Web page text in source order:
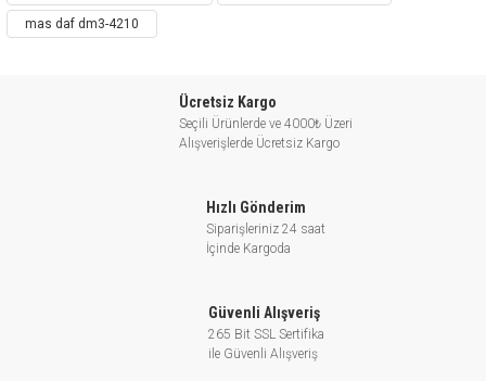
mas daf dm3-4210
Ücretsiz Kargo
Seçili Ürünlerde ve 4000₺ Üzeri
Alışverişlerde Ücretsiz Kargo
Hızlı Gönderim
Siparişleriniz 24 saat
İçinde Kargoda
Güvenli Alışveriş
265 Bit SSL Sertifika
ile Güvenli Alışveriş